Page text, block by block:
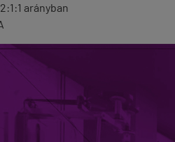
arányban